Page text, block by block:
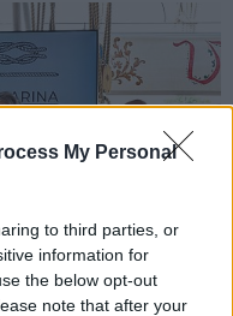
My Personal
to third parties, or
information for
the below opt-out
note that after your